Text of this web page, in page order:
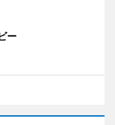
ー